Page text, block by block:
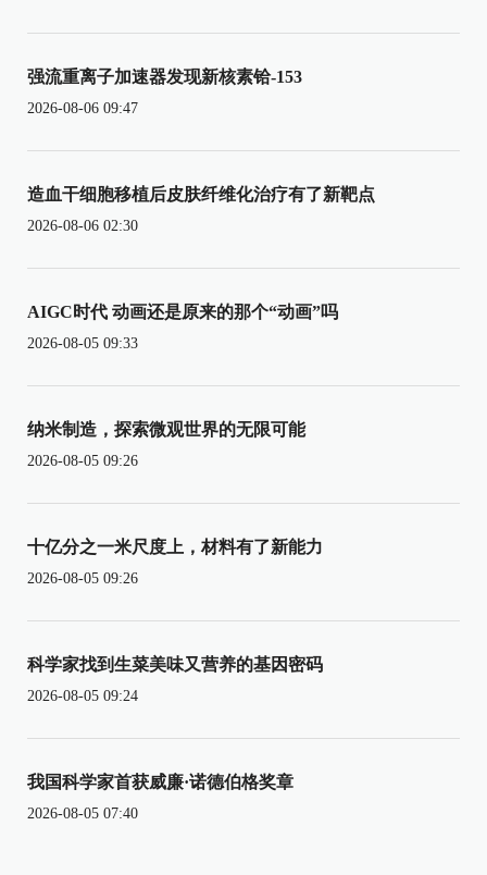
强流重离子加速器发现新核素铪-153
2026-08-06 09:47
造血干细胞移植后皮肤纤维化治疗有了新靶点
2026-08-06 02:30
AIGC时代 动画还是原来的那个“动画”吗
2026-08-05 09:33
纳米制造，探索微观世界的无限可能
2026-08-05 09:26
十亿分之一米尺度上，材料有了新能力
2026-08-05 09:26
科学家找到生菜美味又营养的基因密码
2026-08-05 09:24
我国科学家首获威廉·诺德伯格奖章
2026-08-05 07:40